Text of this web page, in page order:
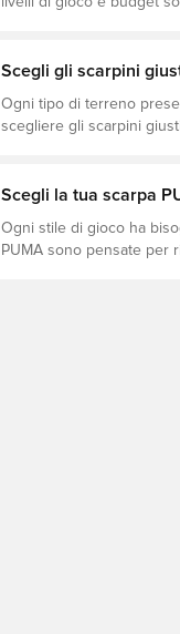
Scegli gli scarpini
Ogni tipo di terreno
scegliere gli scarpini
superficie!
Scegli la tua scarpa
Ogni stile di gioco ha
PUMA sono pensate per